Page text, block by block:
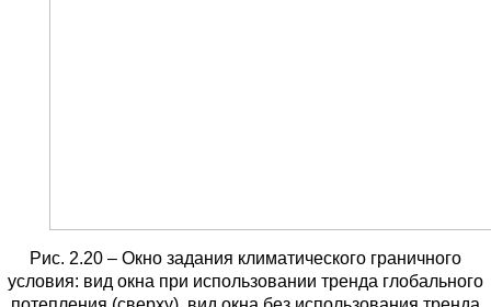
Рис. 2.20 – Окно задания климатического граничного
условия: вид окна при использовании тренда глобального